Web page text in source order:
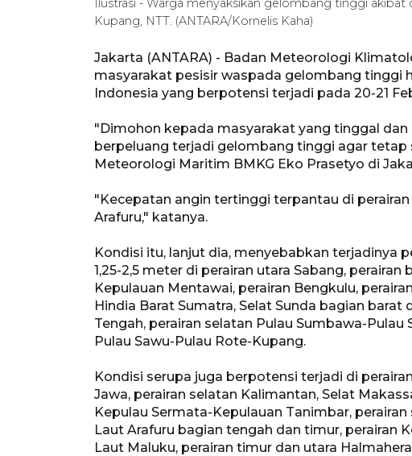
Ilustrasi - Warga menyaksikan gelombang tinggi
Kupang, NTT. (ANTARA/Kornelis Kaha)
Jakarta (ANTARA) - Badan Meteorologi
masyarakat pesisir waspada gelombang tinggi
Indonesia yang berpotensi terjadi pada 20-21
"Dimohon kepada masyarakat yang tinggal
berpeluang terjadi gelombang tinggi agar tetap
Meteorologi Maritim BMKG Eko Prasetyo di
"Kecepatan angin tertinggi terpantau di
Arafuru," katanya.
Kondisi itu, lanjut dia, menyebabkan terjadinya
1,25-2,5 meter di perairan utara Sabang,
Kepulauan Mentawai, perairan Bengkulu,
Hindia Barat Sumatra, Selat Sunda bagian barat
Tengah, perairan selatan Pulau Sumbawa-Pulau
Pulau Sawu-Pulau Rote-Kupang.
Kondisi serupa juga berpotensi terjadi di
Jawa, perairan selatan Kalimantan, Selat
Kepulau Sermata-Kepulauan Tanimbar,
Laut Arafuru bagian tengah dan timur, perairan
Laut Maluku, perairan timur dan utara